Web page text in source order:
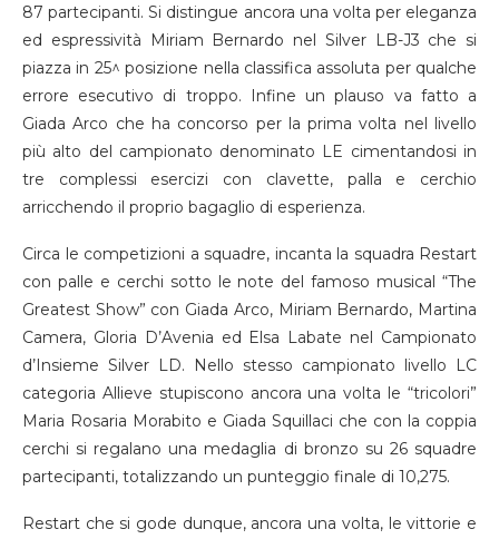
87 partecipanti. Si distingue ancora una volta per eleganza
ed espressività Miriam Bernardo nel Silver LB-J3 che si
piazza in 25^ posizione nella classifica assoluta per qualche
errore esecutivo di troppo. Infine un plauso va fatto a
Giada Arco che ha concorso per la prima volta nel livello
più alto del campionato denominato LE cimentandosi in
tre complessi esercizi con clavette, palla e cerchio
arricchendo il proprio bagaglio di esperienza.
Circa le competizioni a squadre, incanta la squadra Restart
con palle e cerchi sotto le note del famoso musical “The
Greatest Show” con Giada Arco, Miriam Bernardo, Martina
Camera, Gloria D’Avenia ed Elsa Labate nel Campionato
d’Insieme Silver LD. Nello stesso campionato livello LC
categoria Allieve stupiscono ancora una volta le “tricolori”
Maria Rosaria Morabito e Giada Squillaci che con la coppia
cerchi si regalano una medaglia di bronzo su 26 squadre
partecipanti, totalizzando un punteggio finale di 10,275.
Restart che si gode dunque, ancora una volta, le vittorie e